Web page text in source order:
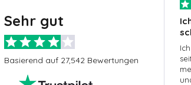
Sehr gut
Basierend auf 27,542 Bewertungen